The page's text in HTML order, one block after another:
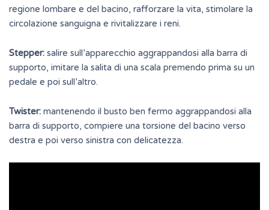
regione lombare e del bacino, rafforzare la vita, stimolare la
circolazione sanguigna e rivitalizzare i reni.
Stepper: salire sull’apparecchio aggrappandosi alla barra di
supporto, imitare la salita di una scala premendo prima su un
pedale e poi sull’altro.
Twister: mantenendo il busto ben fermo aggrappandosi alla
barra di supporto, compiere una torsione del bacino verso
destra e poi verso sinistra con delicatezza.